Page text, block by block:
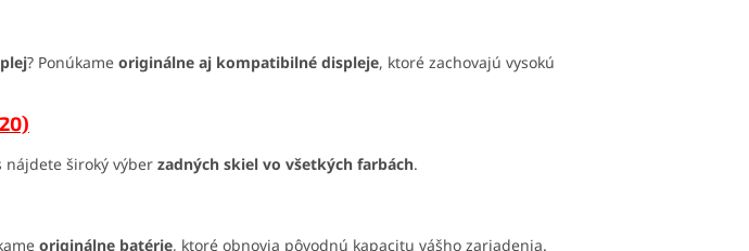
? Ponúkame originálne aj kompatibilné displeje, ktoré zachovajú vysokú
nájdete široký výber zadných skiel vo všetkých farbách.
originálne batérie, ktoré obnovia pôvodnú kapacitu vášho zariadenia.